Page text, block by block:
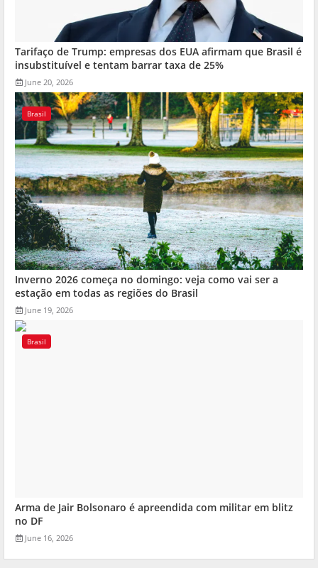
Tarifaço de Trump: empresas dos EUA afirmam que Brasil é
insubstituível e tentam barrar taxa de 25%
June 20, 2026
Brasil
Inverno 2026 começa no domingo: veja como vai ser a
estação em todas as regiões do Brasil
June 19, 2026
Brasil
Arma de Jair Bolsonaro é apreendida com militar em blitz
no DF
June 16, 2026